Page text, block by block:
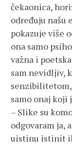
čekaonica,
određuju našu
pokazuje više
ona samo
važna i
sam nevidljiv,
samo onaj koji
– Slike su
odgovaram ja,
uistinu istinit